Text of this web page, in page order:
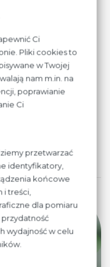
Ci
Pliki cookies to
w Twojej
nam m.in. na
poprawianie
Ci
przetwarzać
identyfikatory,
końcowe
i treści,
dla pomiaru
wydajność w celu